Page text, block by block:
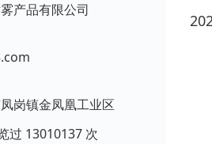
产品有限公司
岗镇金凤凰工业区
过 13010137 次